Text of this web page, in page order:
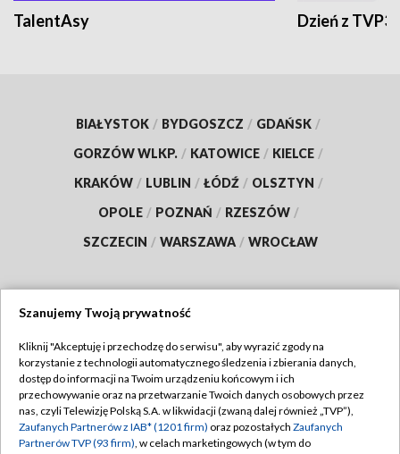
TalentAsy Dzień z TVP3
BIAŁYSTOK / BYDGOSZCZ / GDAŃSK /
GORZÓW WLKP. / KATOWICE / KIELCE /
KRAKÓW / LUBLIN / ŁÓDŹ / OLSZTYN /
OPOLE / POZNAŃ / RZESZÓW /
SZCZECIN / WARSZAWA / WROCŁAW
TVP
Abonament TVP
Emisja w TVP
Regulamin TVP
Polityka prywatności
Szanujemy Twoją prywatność
Kliknij "Akceptuję i przechodzę do serwisu", aby wyrazić zgody na
korzystanie z technologii automatycznego śledzenia i zbierania danych,
dostęp do informacji na Twoim urządzeniu końcowym i ich
przechowywanie oraz na przetwarzanie Twoich danych osobowych przez
nas, czyli Telewizję Polską S.A. w likwidacji (zwaną dalej również „TVP”),
Zaufanych Partnerów z IAB* (1201 firm) oraz pozostałych Zaufanych
Partnerów TVP (93 firm), w celach marketingowych (w tym do